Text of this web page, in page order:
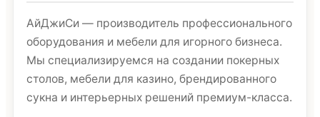
АйДжиСи — производитель профессионального
оборудования и мебели для игорного бизнеса.
Мы специализируемся на создании покерных
столов, мебели для казино, брендированного
сукна и интерьерных решений премиум-класса.